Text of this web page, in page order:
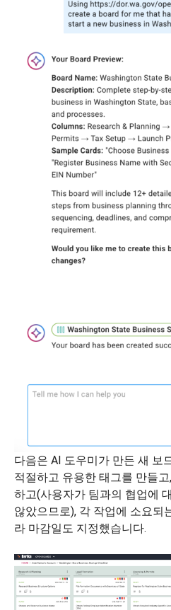
다음은 AI 도우미가 만든 새 보
적절하고 유용한 태그를 만들
하고(사용자가 팀과의 협업에
않았으므로), 각 작업에 소요되
라 마감일도 지정했습니다.